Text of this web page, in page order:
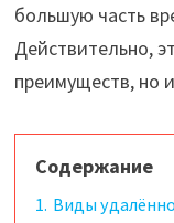
большую часть
Действительно,
преимуществ, но
Содержание
1. Виды